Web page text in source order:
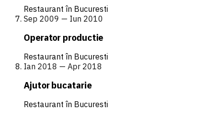
Restaurant în Bucuresti
Sep 2009 — Iun 2010
Operator productie
Restaurant în Bucuresti
Ian 2018 — Apr 2018
Ajutor bucatarie
Restaurant în Bucuresti